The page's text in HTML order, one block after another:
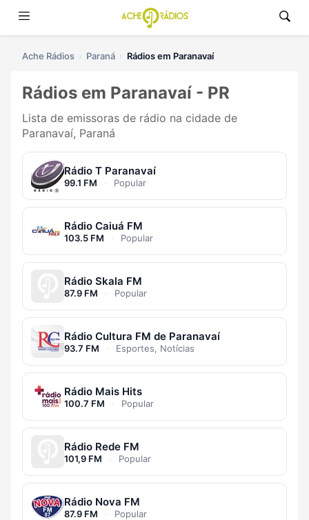
Ache Rádios Paraná Rádios em Paranavaí
Rádios em Paranavaí - PR
Lista de emissoras de rádio na cidade de
Paranavaí, Paraná
Rádio T Paranavaí
99.1 FM · Popular
Rádio Caiuá FM
103.5 FM · Popular
Rádio Skala FM
87.9 FM · Popular
Rádio Cultura FM de Paranavaí
93.7 FM · Esportes, Notícias
Rádio Mais Hits
100.7 FM · Popular
Rádio Rede FM
101,9 FM · Popular
Rádio Nova FM
87.9 FM · Popular